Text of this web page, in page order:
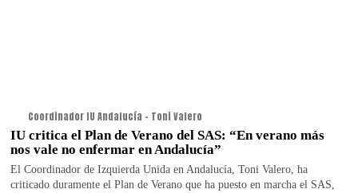
Coordinador IU Andalucía - Toni Valero
IU critica el Plan de Verano del SAS: “En verano más
nos vale no enfermar en Andalucía”
El Coordinador de Izquierda Unida en Andalucía, Toni Valero, ha
criticado duramente el Plan de Verano que ha puesto en marcha el SAS,